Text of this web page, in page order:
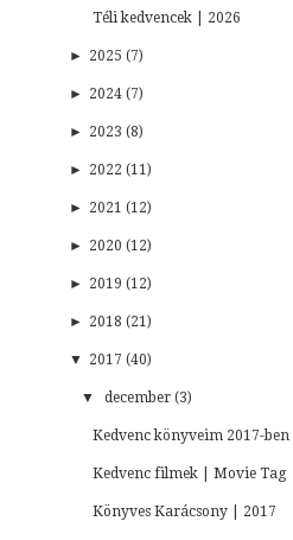
Téli kedvencek | 2026
► 2025 (7)
► 2024 (7)
► 2023 (8)
► 2022 (11)
► 2021 (12)
► 2020 (12)
► 2019 (12)
► 2018 (21)
▼ 2017 (40)
▼ december (3)
Kedvenc könyveim 2017-ben
Kedvenc filmek | Movie Tag
Könyves Karácsony | 2017